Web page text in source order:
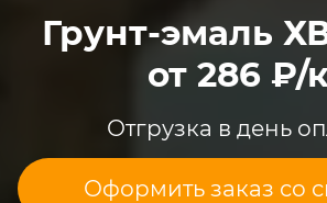
Грунт-эмаль
от 286 ₽/
Отгрузка в день
Оформить заказ со